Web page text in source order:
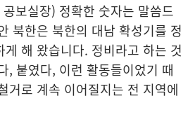
보실장) 정확한 숫자는 말씀드
북한은 북한의 대남 확성기를 정
해 왔습니다. 정비라고 하는 것
, 붙였다, 이런 활동들이었기 때
거로 계속 이어질지는 전 지역에